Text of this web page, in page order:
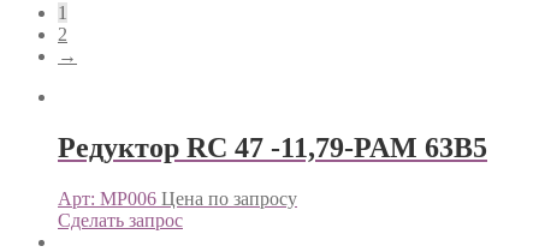
1
2
→
Редуктор RC 47 -11,79-PAM 63В5
Арт: МР006 Цена по запросу
Сделать запрос